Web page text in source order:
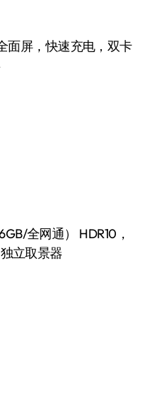
面屏，快速充电，双卡
全网通） HDR10，
立取景器